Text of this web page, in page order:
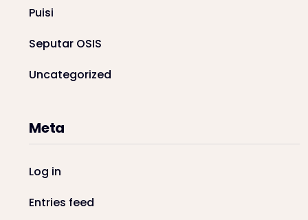
Puisi
Seputar OSIS
Uncategorized
Meta
Log in
Entries feed